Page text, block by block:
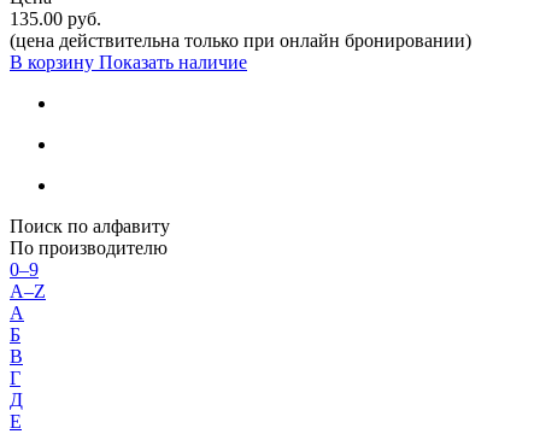
135.00 руб.
(цена действительна только при онлайн бронировании)
В корзину Показать наличие
Поиск по алфавиту
По производителю
0–9
A–Z
А
Б
В
Г
Д
Е